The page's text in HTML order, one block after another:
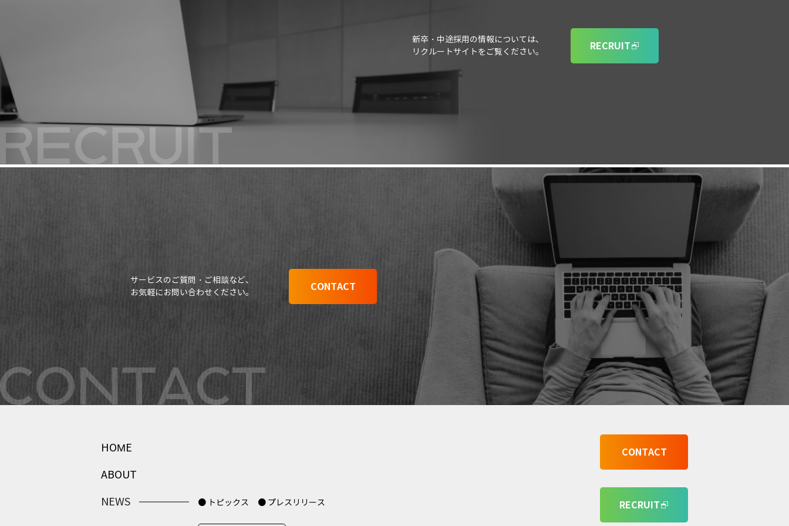
新卒・中途採用の情報については、
リクルートサイトをご覧ください。
RECRUIT
サービスのご質問・ご相談など、
お気軽にお問い合わせください。
CONTACT
HOME
ABOUT
NEWS ● トピックス ● プレスリリース
CONTACT
RECRUIT